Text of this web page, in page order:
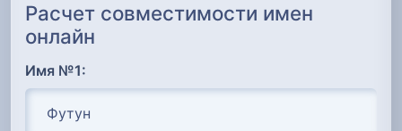
Расчет совместимости имен
онлайн
Имя №1: